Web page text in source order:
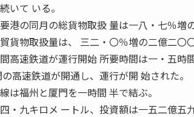
いて いる。
港の同月の総貨物取扱 量は一八・七％増
貨物取扱量は、 三二・〇％増の二億二〇
高速鉄道が運行開始 所要時間は一・五
高速鉄道が開通し、運行が開 始された。
は福州と厦門を一時間 半で結ぶ。
・九キロメ ートル、投資額は一五二億五